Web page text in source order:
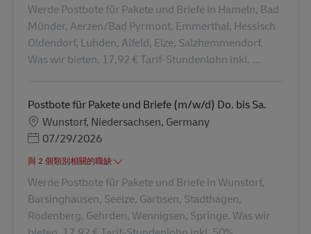
Werde Postbote für Pakete und Briefe in Hameln, Bad
Münder, Aerzen/Bad Pyrmont, Emmerthal, Hessisch
Oldendorf, Luhden, Alfeld, Elze, Salzhemmendorf.
Was wir bieten. 17,92 € Tarif-Stundenlohn inkl. ...
Postbote für Pakete und Briefe (m/w/d) Do. bis Sa.
地點Wunstorf, Niedersachsen, Germany
Posted Date
07/29/2026
與 2 個類別相關的職缺
Werde Postbote für Pakete und Briefe in Wunstorf,
Barsinghausen, Seelze, Garbsen, Stadthagen,
Rodenberg, Gehrden, Wennigsen, Springe. Was wir